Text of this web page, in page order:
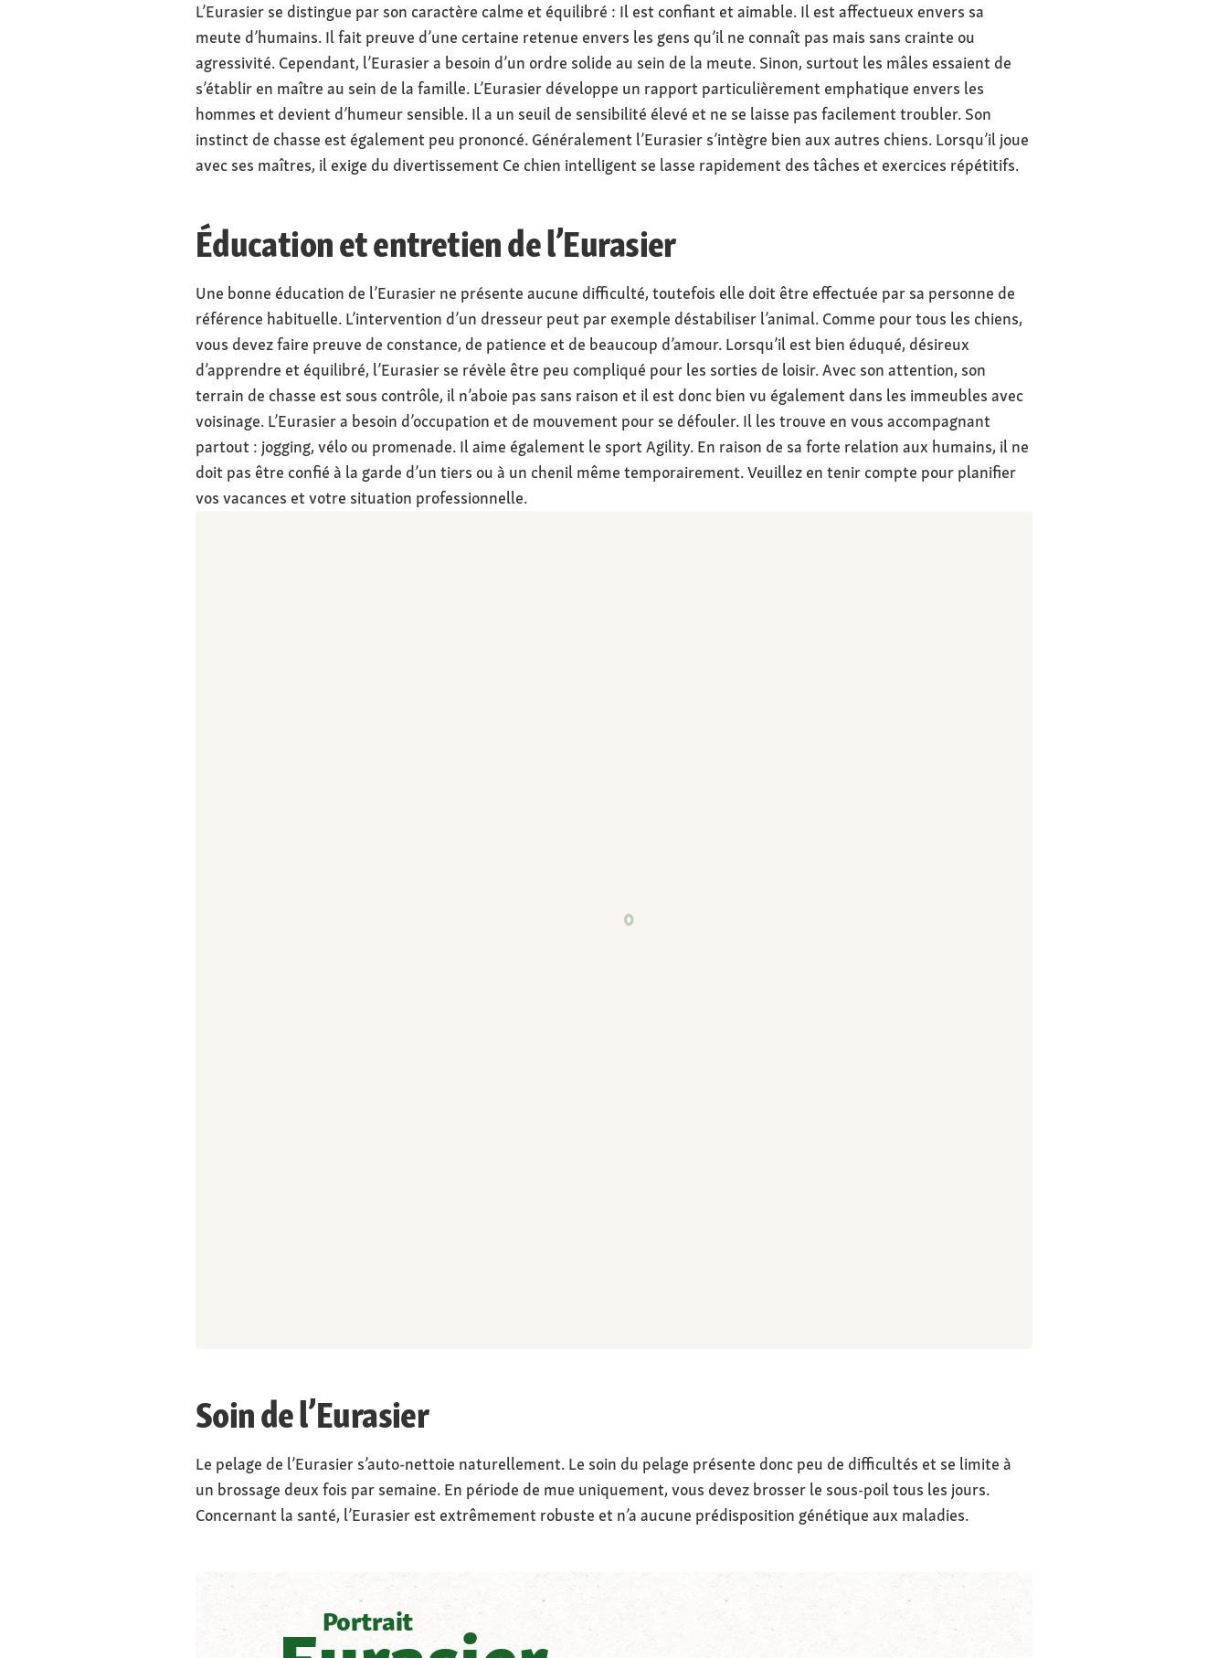
L’Eurasier se distingue par son caractère calme et équilibré : Il est confiant et aimable. Il est affectueux envers sa
meute d’humains. Il fait preuve d’une certaine retenue envers les gens qu’il ne connaît pas mais sans crainte ou
agressivité. Cependant, l’Eurasier a besoin d’un ordre solide au sein de la meute. Sinon, surtout les mâles essaient de
s’établir en maître au sein de la famille. L’Eurasier développe un rapport particulièrement emphatique envers les
hommes et devient d’humeur sensible. Il a un seuil de sensibilité élevé et ne se laisse pas facilement troubler. Son
instinct de chasse est également peu prononcé. Généralement l’Eurasier s’intègre bien aux autres chiens. Lorsqu’il joue
avec ses maîtres, il exige du divertissement Ce chien intelligent se lasse rapidement des tâches et exercices répétitifs.
Éducation et entretien de l’Eurasier
Une bonne éducation de l’Eurasier ne présente aucune difficulté, toutefois elle doit être effectuée par sa personne de
référence habituelle. L’intervention d’un dresseur peut par exemple déstabiliser l’animal. Comme pour tous les chiens,
vous devez faire preuve de constance, de patience et de beaucoup d’amour. Lorsqu’il est bien éduqué, désireux
d’apprendre et équilibré, l’Eurasier se révèle être peu compliqué pour les sorties de loisir. Avec son attention, son
terrain de chasse est sous contrôle, il n’aboie pas sans raison et il est donc bien vu également dans les immeubles avec
voisinage. L’Eurasier a besoin d’occupation et de mouvement pour se défouler. Il les trouve en vous accompagnant
partout : jogging, vélo ou promenade. Il aime également le sport Agility. En raison de sa forte relation aux humains, il ne
doit pas être confié à la garde d’un tiers ou à un chenil même temporairement. Veuillez en tenir compte pour planifier
vos vacances et votre situation professionnelle.
Soin de l’Eurasier
Le pelage de l’Eurasier s’auto-nettoie naturellement. Le soin du pelage présente donc peu de difficultés et se limite à
un brossage deux fois par semaine. En période de mue uniquement, vous devez brosser le sous-poil tous les jours.
Concernant la santé, l’Eurasier est extrêmement robuste et n’a aucune prédisposition génétique aux maladies.
Portrait